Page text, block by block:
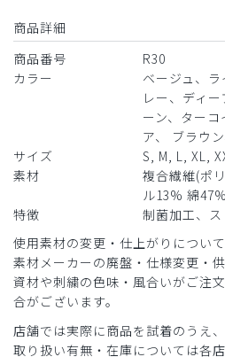
商品詳細
商品番号
R30
カラー
ベージュ、
レー、ディ
ーン、ター
ア、 ブラウ
サイズ
S, M, L, XL,
素材
複合繊維(ポ
ル13% 綿47%
特徴
制菌加工、
使用素材の変更・仕上がりについて
素材メーカーの廃盤・仕様変更・
資材や刺繍の色味・風合いがご注
合がございます。
店舗では実際に商品を試着のうえ
取り扱い有無・在庫については各